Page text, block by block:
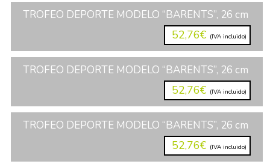
TROFEO DEPORTE MODELO “BARENTS”, 26 cm
52,76€ (IVA incluido)
TROFEO DEPORTE MODELO “BARENTS”, 26 cm
52,76€ (IVA incluido)
TROFEO DEPORTE MODELO “BARENTS”, 26 cm
52,76€ (IVA incluido)